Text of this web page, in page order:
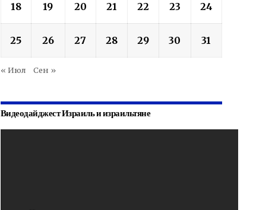
18 19 20 21 22 23 24
25 26 27 28 29 30 31
« Июл Сен »
Видеодайджест Израиль и израильтяне